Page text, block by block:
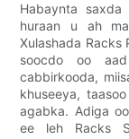
Habaynta
huraan u ah
Xulashada Racks
soocdo oo
cabbirkooda,
khuseeya,
agabka. Adiga
ee leh Racks